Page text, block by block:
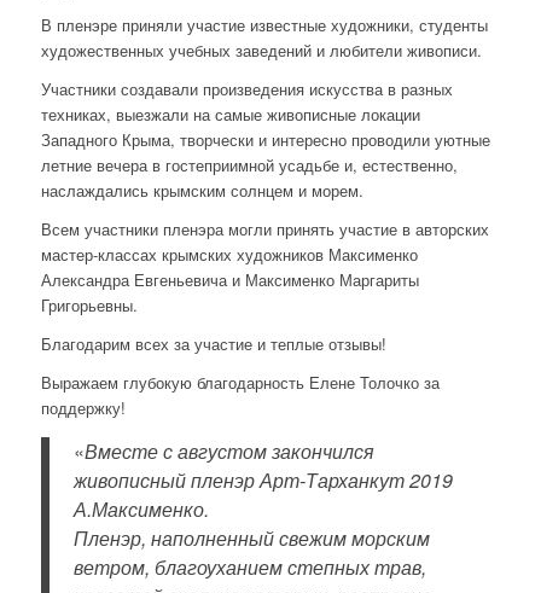
В пленэре приняли участие известные художники, студенты
художественных учебных заведений и любители живописи.
Участники создавали произведения искусства в разных
техниках, выезжали на самые живописные локации
Западного Крыма, творчески и интересно проводили уютные
летние вечера в гостеприимной усадьбе и, естественно,
наслаждались крымским солнцем и морем.
Всем участники пленэра могли принять участие в авторских
мастер-классах крымских художников Максименко
Александра Евгеньевича и Максименко Маргариты
Григорьевны.
Благодарим всех за участие и теплые отзывы!
Выражаем глубокую благодарность Елене Толочко за
поддержку!
«Вместе с августом закончился
живописный пленэр Арт-Тарханкут 2019
А.Максименко.
Пленэр, наполненный свежим морским
ветром, благоуханием степных трав,